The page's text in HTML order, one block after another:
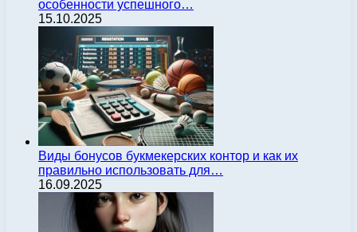
особенности успешного…
15.10.2025
Виды бонусов букмекерских контор и как их
правильно использовать для…
16.09.2025